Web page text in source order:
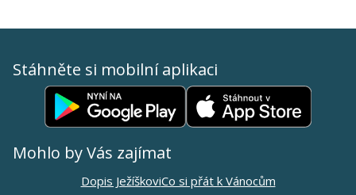
Stáhněte si mobilní aplikaci
Mohlo by Vás zajímat
Dopis JežíškoviCo si přát k Vánocům